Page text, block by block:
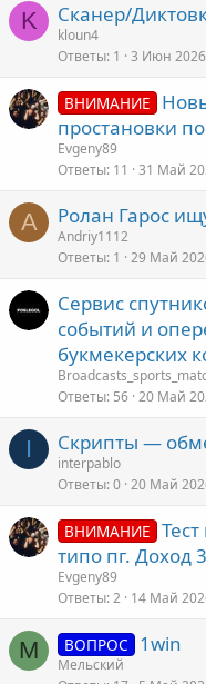
K Сканер/
kloun4
Ответы 1 3 Июн 2026
ВНИМАНИЕ
простановки
Evgeny89
Ответы 11 31 Май
A Ролан Гарос
Andriy1112
Ответы 1 29 Май
Сервис
событий и
букмекерских
Ответы 56 20 Май
I Скрипты —
interpablo
Ответы 0 20 Май
ВНИМАНИЕ
типо пг. Доход
Evgeny89
Ответы 2 14 Май
М ВОПРОС 1win
Мельский